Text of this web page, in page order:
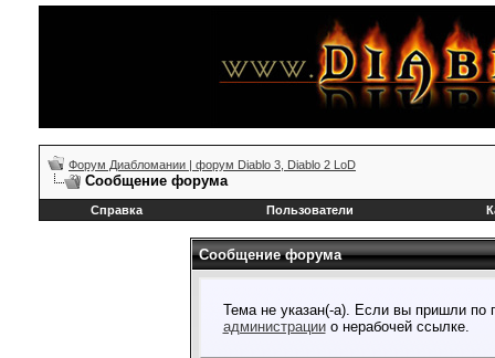
Форум Диабломании | форум Diablo 3, Diablo 2 LoD
Сообщение форума
Справка Пользователи
Сообщение форума
Тема не указан(-а). Если вы пришли по
администрациио нерабочей ссылке.